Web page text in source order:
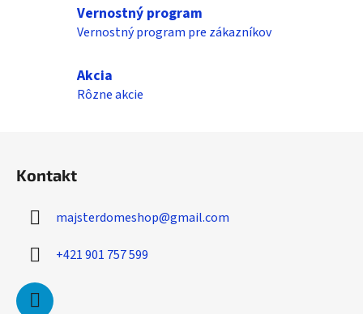
Vernostný program
Vernostný program pre zákazníkov
Akcia
Rôzne akcie
Kontakt
majsterdomeshop@gmail.com
+421 901 757 599